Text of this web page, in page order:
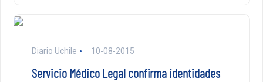
Diario Uchile 10-08-2015
Servicio Médico Legal confirma identidades